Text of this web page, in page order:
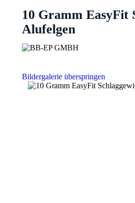
10 Gramm EasyFit
Alufelgen
Bildergalerie überspringen